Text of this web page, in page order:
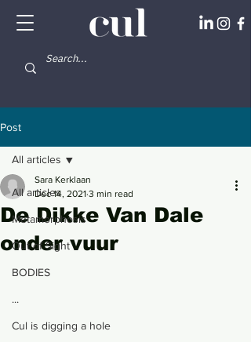
Post
All articles
Metamorphosis
Out of Sight
BODIES
...
Cul is digging a hole
All articles
De Dikke Van Dale
onder vuur
Sara Kerklaan
Dec 14, 2021 3 min read